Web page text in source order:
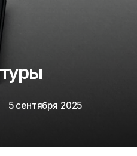
5 сентября 2025